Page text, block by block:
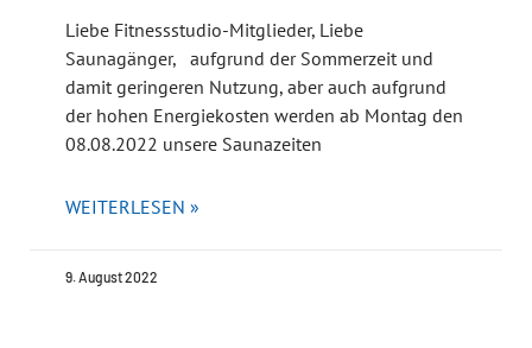
Liebe Fitnessstudio-Mitglieder, Liebe
Saunagänger, aufgrund der Sommerzeit und
damit geringeren Nutzung, aber auch aufgrund
der hohen Energiekosten werden ab Montag den
08.08.2022 unsere Saunazeiten
WEITERLESEN »
9. August 2022